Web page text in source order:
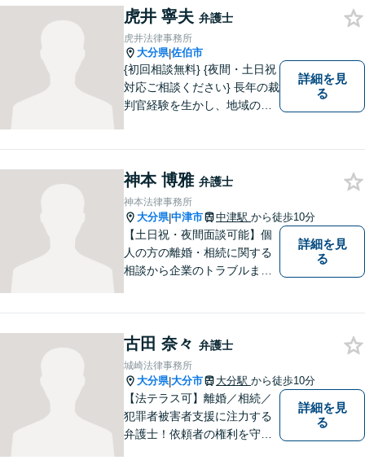
もに対応可！お気軽にご相談
ください。【英語対応◎】
虎井 寧夫 弁護士
虎井法律事務所
大分県|佐伯市
{初回相談無料} {夜間・土日祝
対応ご相談ください} 長年の裁
判官経験を生かし、地域の皆
詳細を見
る
神本 博雅 弁護士
神本法律事務所
大分県|中津市 中津駅 から徒歩10分
【土日祝・夜間面談可能】個
人の方の離婚・相続に関する
相談から企業のトラブルまで
詳細を見
る
古田 奈々 弁護士
城崎法律事務所
大分県|大分市 大分駅 から徒歩10分
【法テラス可】離婚／相続／
犯罪者被害者支援に注力する
弁護士！依頼者の権利を守
詳細を見
る